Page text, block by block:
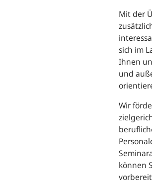
Mit der
sich im
Ihnen
und
Wir
können